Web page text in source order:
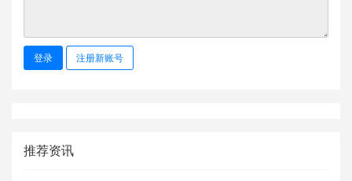
登录 注册新账号
推荐资讯